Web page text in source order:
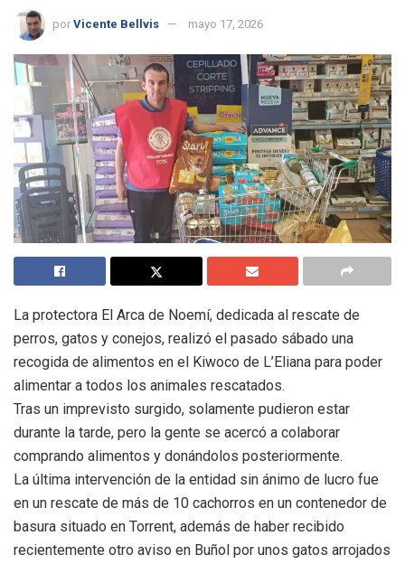
por Vicente Bellvis mayo 17, 2026
La protectora El Arca de Noemí, dedicada al rescate de
perros, gatos y conejos, realizó el pasado sábado una
recogida de alimentos en el Kiwoco de L’Eliana para poder
alimentar a todos los animales rescatados.
Tras un imprevisto surgido, solamente pudieron estar
durante la tarde, pero la gente se acercó a colaborar
comprando alimentos y donándolos posteriormente.
La última intervención de la entidad sin ánimo de lucro fue
en un rescate de más de 10 cachorros en un contenedor de
basura situado en Torrent, además de haber recibido
recientemente otro aviso en Buñol por unos gatos arrojados